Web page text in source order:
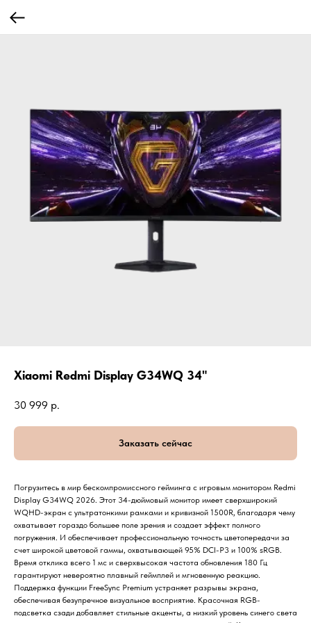
Xiaomi Redmi Display G34WQ 34"
30 999 р.
Заказать сейчас
Погрузитесь в мир бескомпромиссного гейминга с игровым монитором Redmi
Display G34WQ 2026. Этот 34-дюймовый монитор имеет сверхширокий
WQHD-экран с ультратонкими рамками и кривизной 1500R, благодаря чему
охватывает гораздо большее поле зрения и создает эффект полного
погружения. И обеспечивает профессиональную точность цветопередачи за
счет широкой цветовой гаммы, охватывающей 95% DCI-P3 и 100% sRGB.
Время отклика всего 1 мс и сверхвысокая частота обновления 180 Гц
гарантируют невероятно плавный геймплей и мгновенную реакцию.
Поддержка функции FreeSync Premium устраняет разрывы экрана,
обеспечивая безупречное визуальное восприятие. Красочная RGB-
подсветка сзади добавляет стильные акценты, а низкий уровень синего света